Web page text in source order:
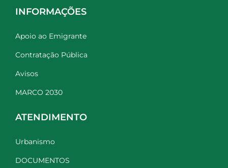
INFORMAÇÕES
Apoio ao Emigrante
Contratação Pública
Avisos
MARCO 2030
ATENDIMENTO
Urbanismo
DOCUMENTOS